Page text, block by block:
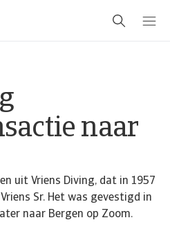
naar
uit Vriens Diving, dat in 1957
Sr. Het was gevestigd in
naar Bergen op Zoom.